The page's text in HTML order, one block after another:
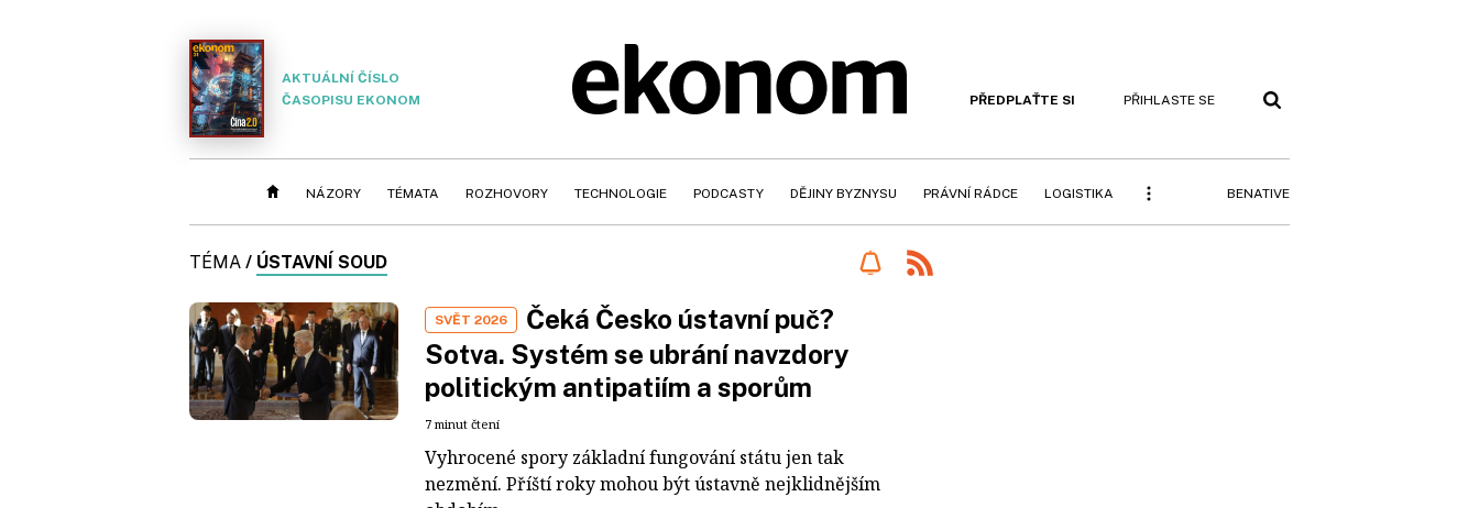
AKTUÁLNÍ ČÍSLO
ČASOPISU EKONOM
PŘEDPLAŤTE SI PŘIHLASTE SE
NÁZORY TÉMATA ROZHOVORY TECHNOLOGIE PODCASTY DĚJINY BYZNYSU PRÁVNÍ RÁDCE LOGISTIKA BENATIVE
TÉMA / ÚSTAVNÍ SOUD
SVĚT 2026
Čeká Česko ústavní puč?
Sotva. Systém se ubrání navzdory
politickým antipatiím a sporům
7 minut čtení
Vyhrocené spory základní fungování státu jen tak
nezmění. Příští roky mohou být ústavně nejklidnějším